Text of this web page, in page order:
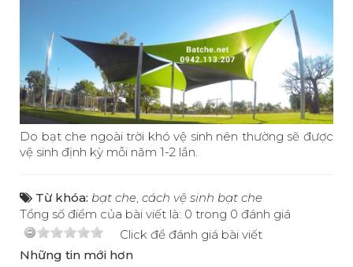
Do bạt che ngoài trời khó vệ sinh nên thường sẽ được
vệ sinh định kỳ mỗi năm 1-2 lần.
Từ khóa: bạt che cách vệ sinh bạt che
Tổng số điểm của bài viết là: 0 trong 0 đánh giá
Click để đánh giá bài viết
Những tin mới hơn